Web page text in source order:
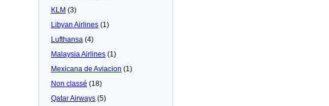
KLM (3)
Libyan Airlines (1)
Lufthansa (4)
Malaysia Airlines (1)
Mexicana de Aviacion (1)
Non classé (18)
Qatar Airways (5)